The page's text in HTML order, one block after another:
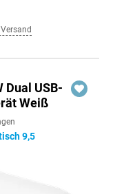
Dual USB-
Weiß
9,5